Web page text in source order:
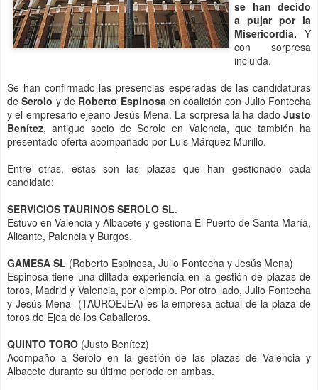
se han decido
a pujar por la
Misericordia. Y
con sorpresa
incluida.
Se han confirmado las presencias esperadas de las candidaturas
deSerolo y de Roberto Espinosaen coalición con Julio Fontecha
y el empresario ejeano Jesús Mena. La sorpresa la ha dado Justo
Benítez, antiguo socio de Serolo en Valencia, que también ha
presentado oferta acompañado por Luis Márquez Murillo.
Entre otras, estas son las plazas que han gestionado cada
candidato:
SERVICIOS TAURINOS SEROLO SL.
Estuvo en Valencia y Albacete y gestiona El Puerto de Santa María,
Alicante, Palencia y Burgos.
GAMESA SL (Roberto Espinosa, Julio Fontecha y Jesús Mena)
Espinosa tiene una diltada experiencia en la gestión de plazas de
toros, Madrid y Valencia, por ejemplo. Por otro lado, Julio Fontecha
y Jesús Mena (TAUROEJEA) es la empresa actual de la plaza de
toros de Ejea de los Caballeros.
QUINTO TORO (Justo Benítez)
Acompañó a Serolo en la gestión de las plazas de Valencia y
Albacete durante su último periodo en ambas.